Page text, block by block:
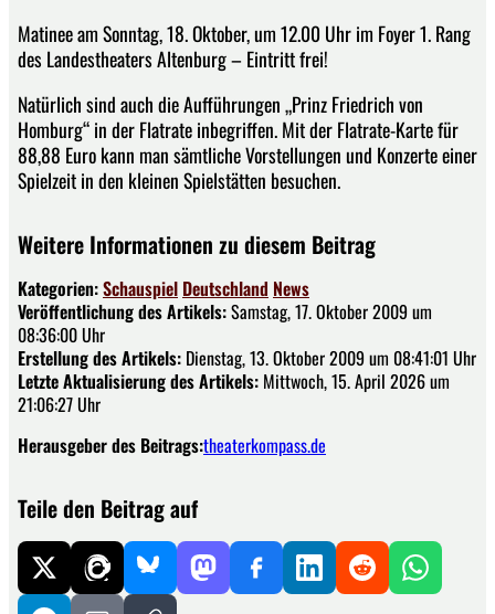
Matinee am Sonntag, 18. Oktober, um 12.00 Uhr im Foyer 1. Rang
des Landestheaters Altenburg – Eintritt frei!
Natürlich sind auch die Aufführungen „Prinz Friedrich von
Homburg“ in der Flatrate inbegriffen. Mit der Flatrate-Karte für
88,88 Euro kann man sämtliche Vorstellungen und Konzerte einer
Spielzeit in den kleinen Spielstätten besuchen.
Weitere Informationen zu diesem Beitrag
Kategorien:Schauspiel Deutschland News
Veröffentlichung des Artikels:Samstag, 17. Oktober 2009 um
08:36:00 Uhr
Erstellung des Artikels: Dienstag, 13. Oktober 2009 um 08:41:01 Uhr
Letzte Aktualisierung des Artikels: Mittwoch, 15. April 2026 um
21:06:27 Uhr
Herausgeber des Beitrags:theaterkompass.de
Teile den Beitrag auf